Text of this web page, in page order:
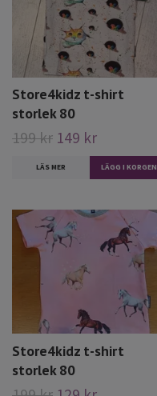
Store4kidz t-shirt
storlek 80
199 kr 149 kr
LÄS MER LÄGG I KORGEN
Store4kidz t-shirt
storlek 80